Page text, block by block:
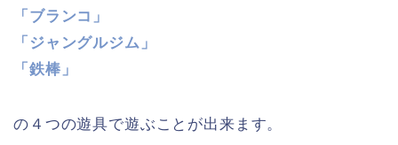
「ブランコ」
「ジャングルジム」
「鉄棒」
の４つの遊具で遊ぶことが出来ます。